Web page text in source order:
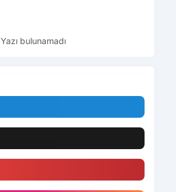
Yazı bulunamadı